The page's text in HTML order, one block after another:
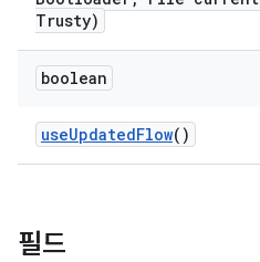
Trusty)
boolean
useUpdatedFlow()
필드